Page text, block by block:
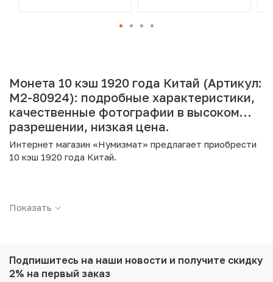
Монета 10 кэш 1920 года Китай (Артикул:
M2-80924): подробные характеристики,
качественные фотографии в высоком
разрешении, низкая цена.
Интернет магазин «Нумизмат» предлагает приобрести
10 кэш 1920 года Китай.
Страна: Китай
Вес: 7.4 г
Диаметр: 28 мм
Показать
Подпишитесь на наши новости и получите скидку
2% на первый заказ